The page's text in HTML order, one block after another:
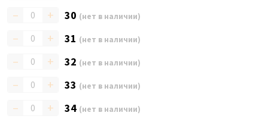
– + 30 (нет в наличии)
– + 31 (нет в наличии)
– + 32 (нет в наличии)
– + 33 (нет в наличии)
– + 34 (нет в наличии)